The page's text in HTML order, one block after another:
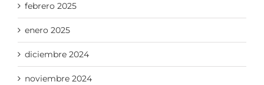
febrero 2025
enero 2025
diciembre 2024
noviembre 2024